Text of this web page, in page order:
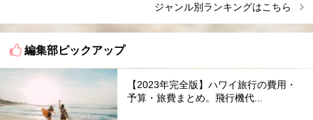
ジャンル別ランキングはこちら
編集部ピックアップ
【2023年完全版】ハワイ旅行の費用・
予算・旅費まとめ。飛行機代...